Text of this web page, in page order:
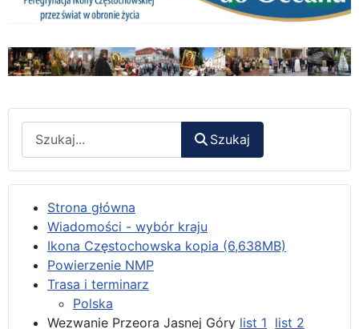
Szukaj
Strona główna
Wiadomości - wybór kraju
Ikona Częstochowska kopia (6,638MB)
Powierzenie NMP
Trasa i terminarz
Polska
Wezwanie Przeora Jasnej Góry list 1 list 2